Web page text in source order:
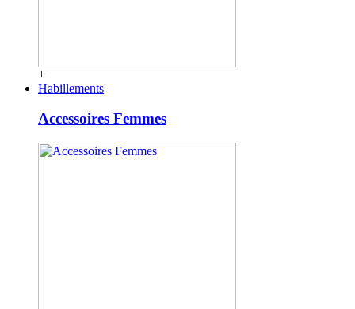
+
Habillements
Accessoires Femmes